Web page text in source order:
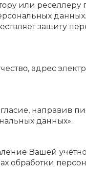
или реселлеру
защиту
адрес
направив
данных».
Вашей
обработки